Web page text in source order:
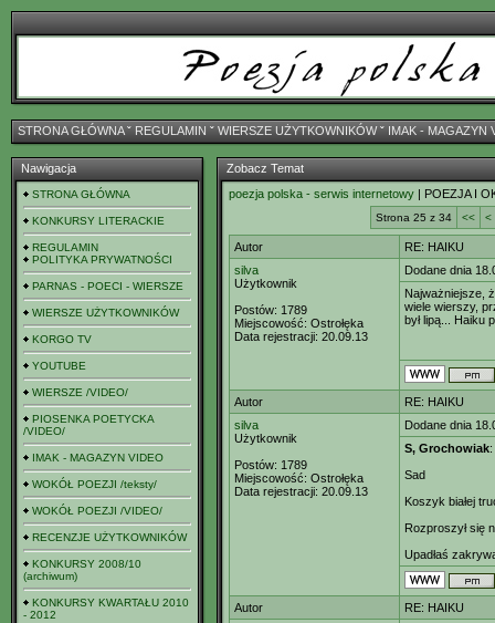
STRONA GŁÓWNAˇ REGULAMIN ˇ WIERSZE UŻYTKOWNIKÓWˇ IMAK - MAGAZYN
Nawigacja
STRONA GŁÓWNA
KONKURSY LITERACKIE
REGULAMIN
POLITYKA PRYWATNOŚCI
PARNAS - POECI - WIERSZE
WIERSZE UŻYTKOWNIKÓW
KORGO TV
YOUTUBE
WIERSZE /VIDEO/
PIOSENKA POETYCKA
/VIDEO/
IMAK - MAGAZYN VIDEO
WOKÓŁ POEZJI /teksty/
WOKÓŁ POEZJI /VIDEO/
RECENZJE UŻYTKOWNIKÓW
KONKURSY 2008/10
(archiwum)
KONKURSY KWARTAŁU 2010
- 2012
Zobacz Temat
poezja polska - serwis internetowy | POEZJA I
Strona 25 z 34 << <
Autor
RE: HAIKU
silva
Użytkownik
Postów: 1789
Miejscowość: Ostrołęka
Data rejestracji: 20.09.13
Dodane dnia
Najważniejsze,
wiele wierszy,
był lipą... Haiku
Autor
RE: HAIKU
silva
Użytkownik
Postów: 1789
Miejscowość: Ostrołęka
Data rejestracji: 20.09.13
Dodane dnia
S, Grochowiak
Sad
Koszyk białej
Rozproszył się
Upadłaś
Autor
RE: HAIKU